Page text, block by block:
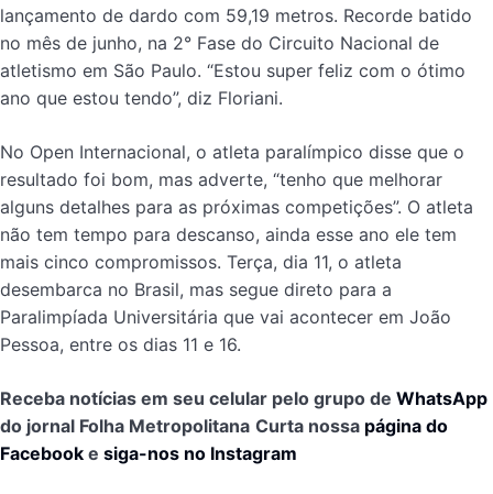
lançamento de dardo com 59,19 metros. Recorde batido
no mês de junho, na 2° Fase do Circuito Nacional de
atletismo em São Paulo. “Estou super feliz com o ótimo
ano que estou tendo”, diz Floriani.
No Open Internacional, o atleta paralímpico disse que o
resultado foi bom, mas adverte, “tenho que melhorar
alguns detalhes para as próximas competições”. O atleta
não tem tempo para descanso, ainda esse ano ele tem
mais cinco compromissos. Terça, dia 11, o atleta
desembarca no Brasil, mas segue direto para a
Paralimpíada Universitária que vai acontecer em João
Pessoa, entre os dias 11 e 16.
Receba notícias em seu celular pelo grupo de WhatsApp
do jornal Folha Metropolitana Curta nossa página do
Facebook e siga-nos no Instagram